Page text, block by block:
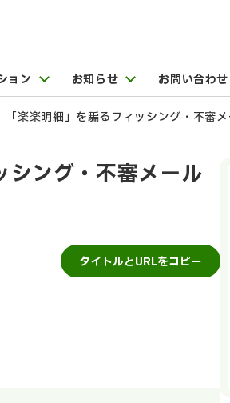
ョン お知らせ お問い合わせ
「楽楽明細」を騙るフィッシング・不審
シング・不審メール
タイトルとURLをコピー